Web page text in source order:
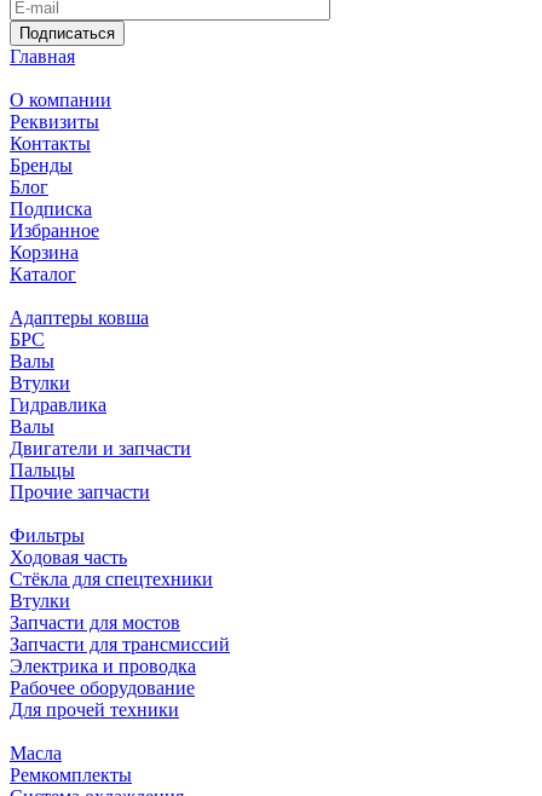
Подписаться
Главная
О компании
Реквизиты
Контакты
Бренды
Блог
Подписка
Избранное
Корзина
Каталог
Адаптеры ковша
БРС
Валы
Втулки
Гидравлика
Валы
Двигатели и запчасти
Пальцы
Прочие запчасти
Фильтры
Ходовая часть
Стёкла для спецтехники
Втулки
Запчасти для мостов
Запчасти для трансмиссий
Электрика и проводка
Рабочее оборудование
Для прочей техники
Масла
Ремкомплекты